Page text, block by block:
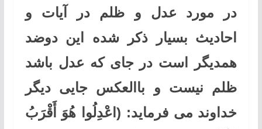
در مورد عدل و ظلم در آیات و
احادیث بسیار ذکر شده این دوضد
همدیگر است در جای که عدل باشد
ظلم نیست و باالعکس جایی دیگر
خداوند می فرماید: (اعْدِلُوا هُوَ أَقْرَبُ